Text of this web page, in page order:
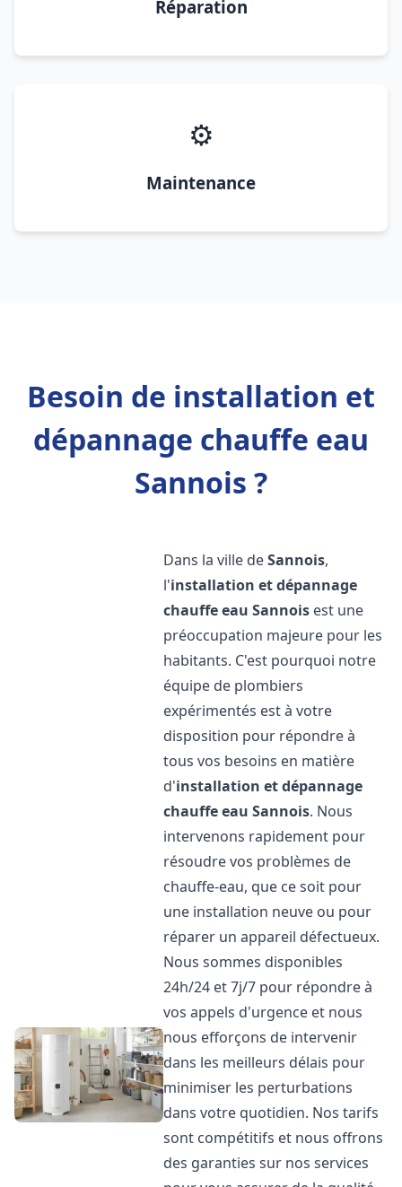
Réparation
⚙️
Maintenance
Besoin de installation et
dépannage chauffe eau
Sannois ?
Dans la ville deSannois,
l'installation et dépannage
chauffe eau Sannois est une
préoccupation majeure pour les
habitants. C'est pourquoi notre
équipe de plombiers
expérimentés est à votre
disposition pour répondre à
tous vos besoins en matière
d'installation et dépannage
chauffe eau Sannois. Nous
intervenons rapidement pour
résoudre vos problèmes de
chauffe-eau, que ce soit pour
une installation neuve ou pour
réparer un appareil défectueux.
Nous sommes disponibles
24h/24 et 7j/7 pour répondre à
vos appels d'urgence et nous
nous efforçons de intervenir
dans les meilleurs délais pour
minimiser les perturbations
dans votre quotidien. Nos tarifs
sont compétitifs et nous offrons
des garanties sur nos services